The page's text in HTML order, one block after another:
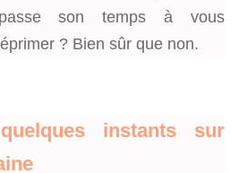
son temps à vous
? Bien sûr que non.
instants sur